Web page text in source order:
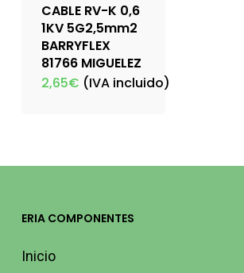
CABLE RV-K 0,6
1KV 5G2,5mm2
BARRYFLEX
81766 MIGUELEZ
2,65€ (IVA incluido)
ERIA COMPONENTES
Inicio